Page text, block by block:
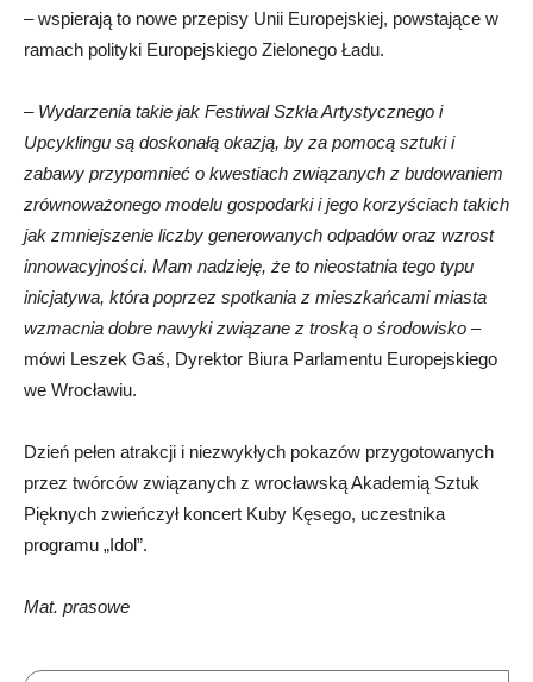
– wspierają to nowe przepisy Unii Europejskiej, powstające w
ramach polityki Europejskiego Zielonego Ładu.
– Wydarzenia takie jak Festiwal Szkła Artystycznego i
Upcyklingu są doskonałą okazją, by za pomocą sztuki i
zabawy przypomnieć o kwestiach związanych z budowaniem
zrównoważonego modelu gospodarki i jego korzyściach takich
jak zmniejszenie liczby generowanych odpadów oraz wzrost
innowacyjności. Mam nadzieję, że to nieostatnia tego typu
inicjatywa, która poprzez spotkania z mieszkańcami miasta
wzmacnia dobre nawyki związane z troską o środowisko –
mówi Leszek Gaś, Dyrektor Biura Parlamentu Europejskiego
we Wrocławiu.
Dzień pełen atrakcji i niezwykłych pokazów przygotowanych
przez twórców związanych z wrocławską Akademią Sztuk
Pięknych zwieńczył koncert Kuby Kęsego, uczestnika
programu „Idol”.
Mat. prasowe